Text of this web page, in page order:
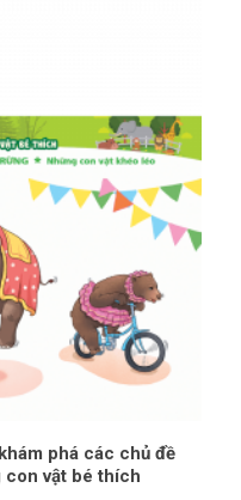
phá các chủ đề
con vật bé thích